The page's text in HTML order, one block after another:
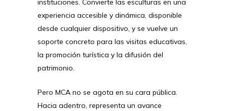
instituciones. Convierte las esculturas en una
experiencia accesible y dinámica, disponible
desde cualquier dispositivo, y se vuelve un
soporte concreto para las visitas educativas,
la promoción turística y la difusión del
patrimonio.
Pero MCA no se agota en su cara pública.
Hacia adentro, representa un avance